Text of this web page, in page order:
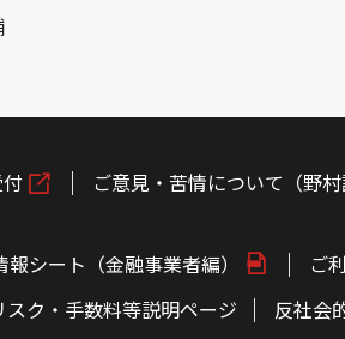
ご意見・苦情について（野村
報シート（金融事業者編） ご
スク・手数料等説明ページ 反社会